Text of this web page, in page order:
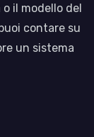
il modello del
contare su
un sistema